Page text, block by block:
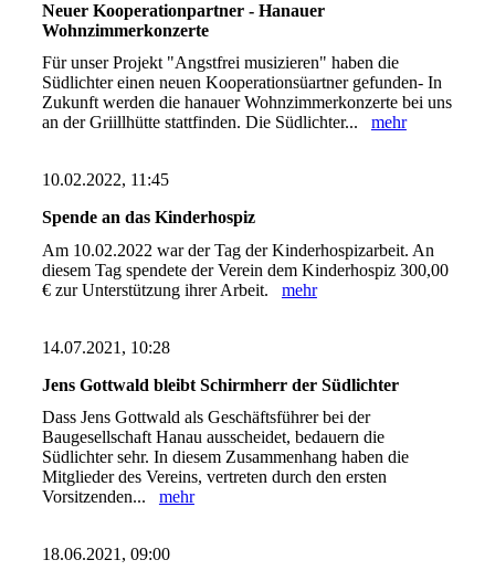
Neuer Kooperationpartner - Hanauer
Wohnzimmerkonzerte
Für unser Projekt "Angstfrei musizieren" haben die
Südlichter einen neuen Kooperationsüartner gefunden- In
Zukunft werden die hanauer Wohnzimmerkonzerte bei uns
an der Griillhütte stattfinden. Die Südlichter... mehr
10.02.2022, 11:45
Spende an das Kinderhospiz
Am 10.02.2022 war der Tag der Kinderhospizarbeit. An
diesem Tag spendete der Verein dem Kinderhospiz 300,00
€ zur Unterstützung ihrer Arbeit. mehr
14.07.2021, 10:28
Jens Gottwald bleibt Schirmherr der Südlichter
Dass Jens Gottwald als Geschäftsführer bei der
Baugesellschaft Hanau ausscheidet, bedauern die
Südlichter sehr. In diesem Zusammenhang haben die
Mitglieder des Vereins, vertreten durch den ersten
Vorsitzenden... mehr
18.06.2021, 09:00